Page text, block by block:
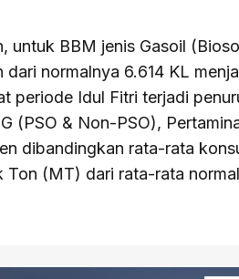
untuk BBM jenis Gasoil
dari normalnya 6.614 KL
periode Idul Fitri terjadi
(PSO & Non-PSO),
dibandingkan rata-rata
Ton (MT) dari rata-rata